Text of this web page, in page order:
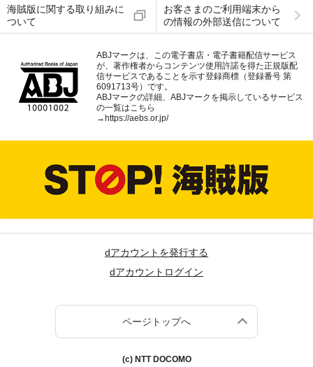
海賊版に関する取り組みに
ついて
お客さまのご利用端末から
の情報の外部送信について
ABJマークは、この電子書店・電子書籍配信サービス
が、著作権者からコンテンツ使用許諾を得た正規版配
信サービスであることを示す登録商標（登録番号 第
6091713号）です。
ABJマークの詳細、ABJマークを掲示しているサービス
の一覧はこちら
→https://aebs.or.jp/
dアカウントを発行する
dアカウントログイン
ページトップへ
(c) NTT DOCOMO